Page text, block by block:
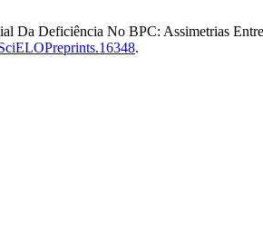
Da Deficiência No BPC: Assimetrias
.